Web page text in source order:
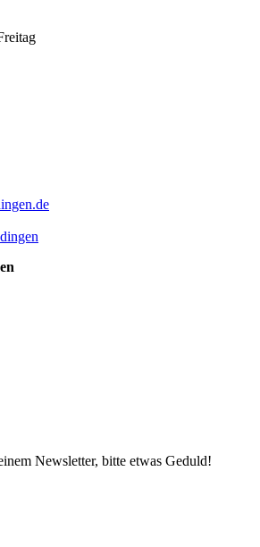
Newsletter, bitte etwas Geduld!